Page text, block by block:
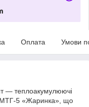
Оплата Умови
— теплоакумулюючі
5 «Жаринка», що